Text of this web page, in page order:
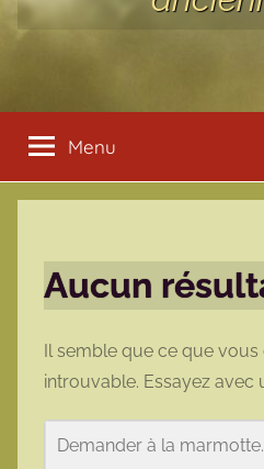
Menu
Aucun
Il semble que ce que vous
introuvable. Essayez avec